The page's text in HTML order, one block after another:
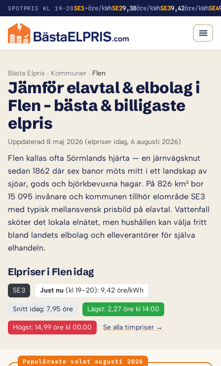
SPOTPRIS KL 19-20SE1-öre/kWhSE29,38öre/kWhSE39,42öre/kWhSE4
Bästa Elpris › Kommuner › Flen
Jämför elavtal & elbolag i
Flen – bästa & billigaste
elpris
Uppdaterad 8 maj 2026 (elpriser idag, 6 augusti 2026)
Flen kallas ofta Sörmlands hjärta — en järnvägsknut
sedan 1862 där sex banor möts mitt i ett landskap av
sjöar, gods och björkbevuxna hagar. På 826 km² bor
15 095 invånare och kommunen tillhör elområde SE3
med typisk mellansvensk prisbild på elavtal. Vattenfall
sköter det lokala elnätet, men hushållen kan välja fritt
bland landets elbolag och elleverantörer för själva
elhandeln.
Elpriser i Flen idag
SE3 Just nu (kl 19–20): 9,42 öre/kWh
Snitt idag: 7,95 öre Lägst: 2,27 öre kl 14:00
Högst: 14,99 öre kl 00:00 Se alla timpriser →
Populäraste valet augusti 2026